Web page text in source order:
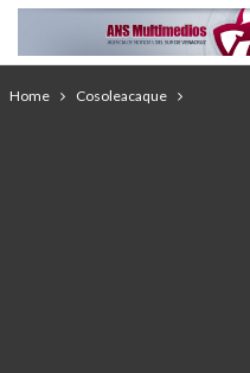
Home Cosoleacaque